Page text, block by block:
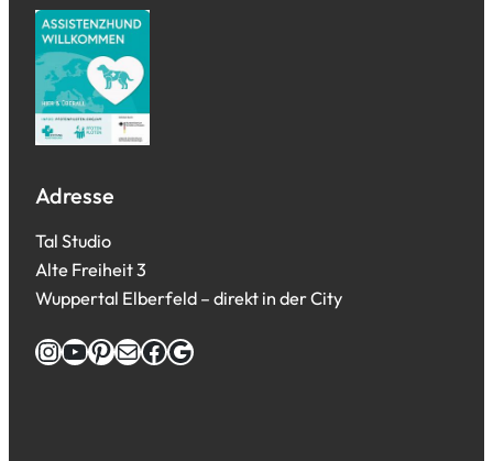
Adresse
Tal Studio
Alte Freiheit 3
Wuppertal Elberfeld – direkt in der City
InstagramYouTube Pinterest E-Mail Facebook Google